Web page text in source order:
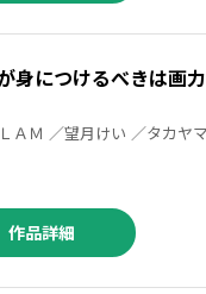
身につけるべきは画
作品詳細